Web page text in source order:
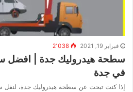
فبراير 19, 2021 2٬038
سطحة هيدروليك جدة | افضل
في جدة
إذا كنت تبحث عن سطحة هيدروليك جدة، لنقل